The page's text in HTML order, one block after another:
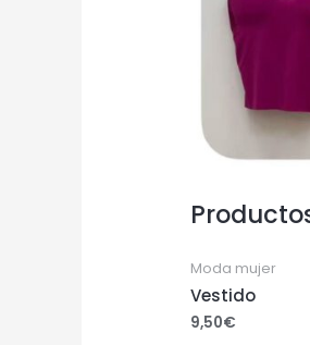
Moda mujer
Vestido
9,50€